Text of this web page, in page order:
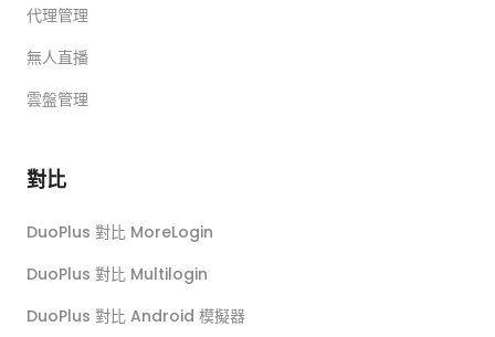
代理管理
無人直播
雲盤管理
對比
DuoPlus 對比 MoreLogin
DuoPlus 對比 Multilogin
DuoPlus 對比 Android 模擬器